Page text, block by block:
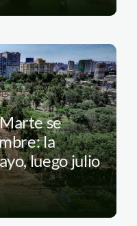
se
la
luego julio